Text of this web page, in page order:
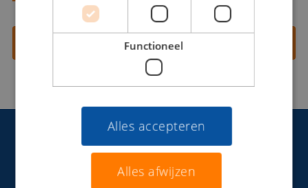
Contact opnemen
Functioneel
Alles accepteren
Alles afwijzen